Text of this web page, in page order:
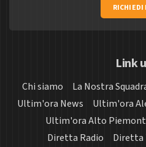
RICHIEDI
Link
Chi siamo La Nostra
Ultim'ora News
Ultim'ora
Ultim'ora Alto
Diretta Radio
Diretta